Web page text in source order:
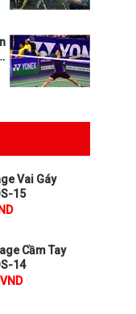
Vai Gáy
15
Cầm Tay
14